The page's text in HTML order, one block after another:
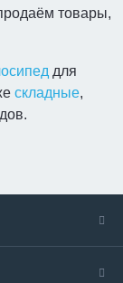
товары,
для
складные,